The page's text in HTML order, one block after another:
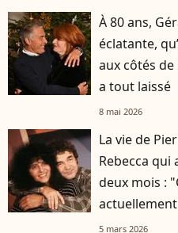
À 80 ans,
éclatante,
aux côtés
a tout laissé
8 mai 2026
La vie de
Rebecca qui
deux mois :
5 mars 2026